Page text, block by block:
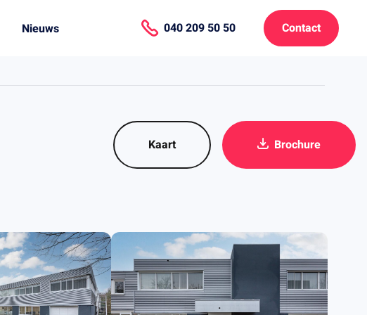
Nieuws 040 209 50 50 Contact
Kaart Brochure
. .